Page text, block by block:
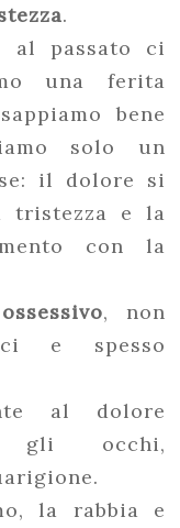
.
al passato ci
una ferita
bene
solo un
il dolore si
tristezza e la
con la
, non
e spesso
al dolore
gli occhi,
la rabbia e